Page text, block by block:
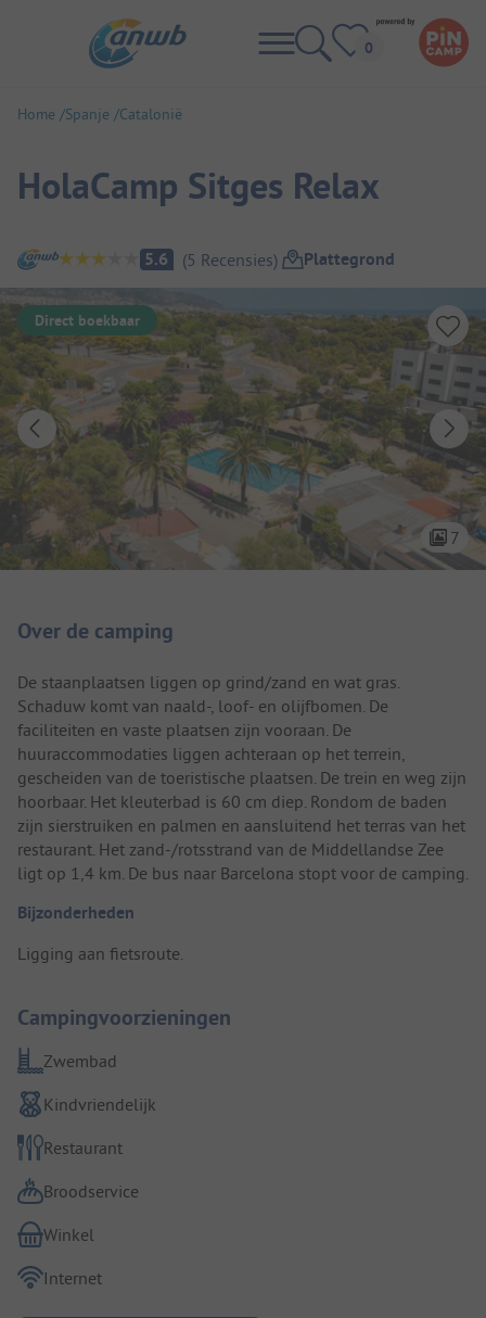
Home Spanje Catalonië
HolaCamp Sitges Relax
Camping overzicht
5.6 (5 Recensies) Plattegrond
Direct boekbaar
7
Over de camping
De staanplaatsen liggen op grind/zand en wat gras.
Schaduw komt van naald-, loof- en olijfbomen. De
faciliteiten en vaste plaatsen zijn vooraan. De
huuraccommodaties liggen achteraan op het terrein,
gescheiden van de toeristische plaatsen. De trein en weg zijn
hoorbaar. Het kleuterbad is 60 cm diep. Rondom de baden
zijn sierstruiken en palmen en aansluitend het terras van het
restaurant. Het zand-/rotsstrand van de Middellandse Zee
ligt op 1,4 km. De bus naar Barcelona stopt voor de camping.
Bijzonderheden
Ligging aan fietsroute.
Campingvoorzieningen
Zwembad
Kindvriendelijk
Restaurant
Broodservice
Winkel
Internet